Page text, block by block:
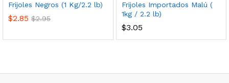
Frijoles Negros (1 Kg/2.2 lb)
$2.85 $2.95
Frijoles Importados Malú (
1kg / 2.2 lb)
$3.05